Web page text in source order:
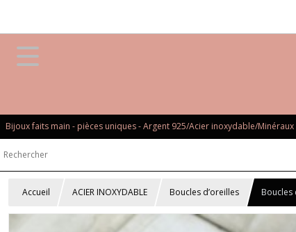
Bijoux faits main - pièces uniques - Argent 925/Acier inoxydable/Minéraux
Accueil ACIER INOXYDABLE Boucles d’oreilles Boucles